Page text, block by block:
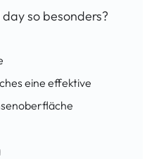
so besonders?
eine effektive